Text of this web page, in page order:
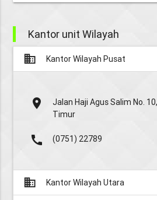
Kantor unit Wilayah
business Kantor Wilayah Pusat
place
Jalan Haji Agus Salim No.
Timur
call (0751) 22789
business Kantor Wilayah Utara